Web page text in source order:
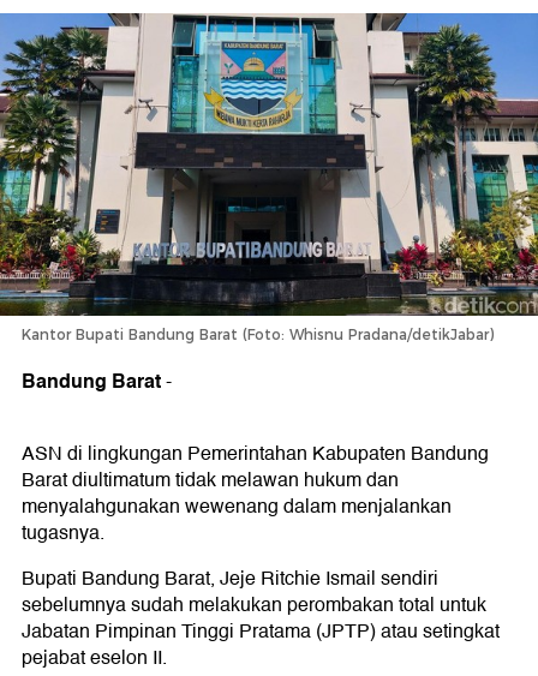
Kantor Bupati Bandung Barat (Foto: Whisnu Pradana/detikJabar)
Bandung Barat-
ASN di lingkungan Pemerintahan Kabupaten Bandung
Barat diultimatum tidak melawan hukum dan
menyalahgunakan wewenang dalam menjalankan
tugasnya.
Bupati Bandung Barat, Jeje Ritchie Ismail sendiri
sebelumnya sudah melakukan perombakan total untuk
Jabatan Pimpinan Tinggi Pratama (JPTP) atau setingkat
pejabat eselon II.